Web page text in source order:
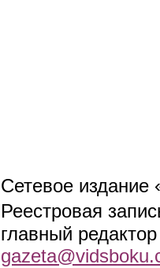
Сетевое издание
Реестровая
главный